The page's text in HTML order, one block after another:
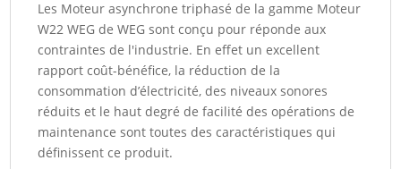
225S/M
W22Xdb
(12430634)
Les Moteur asynchrone triphasé de la gamme Moteur
W22 WEG de WEG sont conçu pour réponde aux
contraintes de l'industrie. En effet un excellent
rapport coût-bénéfice, la réduction de la
consommation d’électricité, des niveaux sonores
réduits et le haut degré de facilité des opérations de
maintenance sont toutes des caractéristiques qui
définissent ce produit.